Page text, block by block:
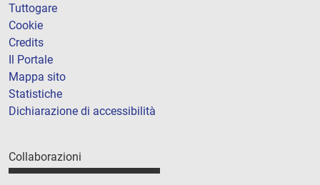
Tuttogare
Cookie
Credits
Il Portale
Mappa sito
Statistiche
Dichiarazione di accessibilità
Collaborazioni